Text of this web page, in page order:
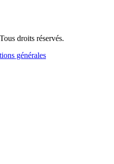
droits réservés.
générales